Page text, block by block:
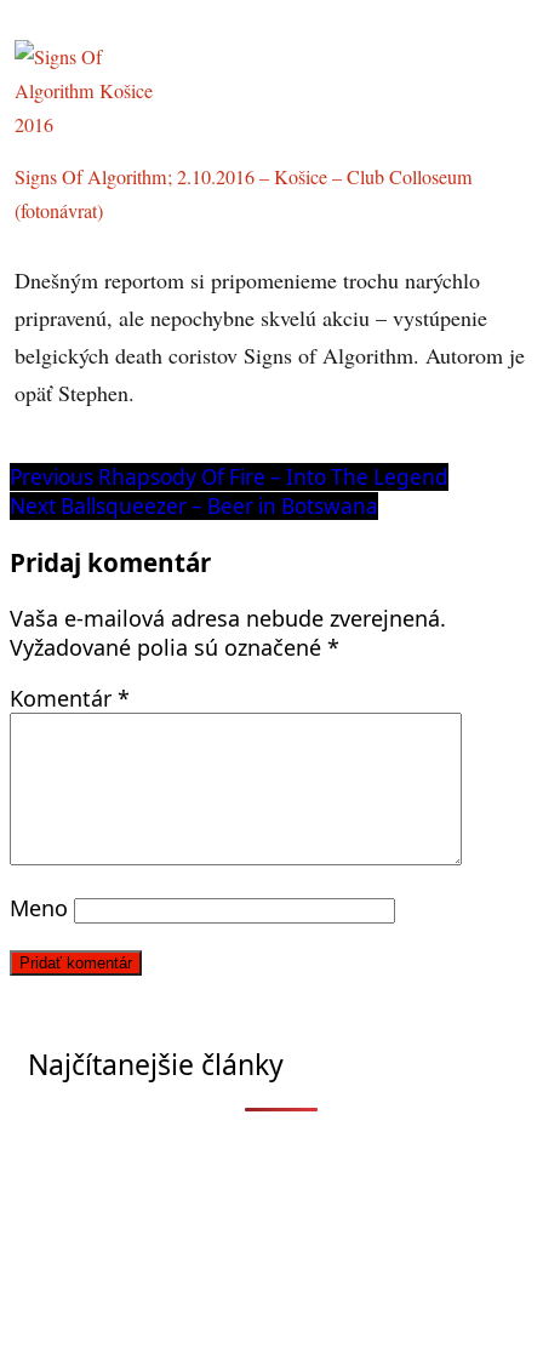
Signs Of Algorithm; 2.10.2016 – Košice – Club Colloseum
(fotonávrat)
Dnešným reportom si pripomenieme trochu narýchlo
pripravenú, ale nepochybne skvelú akciu – vystúpenie
belgických death coristov Signs of Algorithm. Autorom je
opäť Stephen.
Navigácia
v
článku
Previous Previous
post:
Rhapsody Of Fire – Into The Legend
Next Next
Ballsqueezer – Beer in Botswana
Pridaj komentár
Vaša e-mailová adresa nebude zverejnená.
Vyžadované polia sú označené *
Komentár *
Meno
Najčítanejšie články